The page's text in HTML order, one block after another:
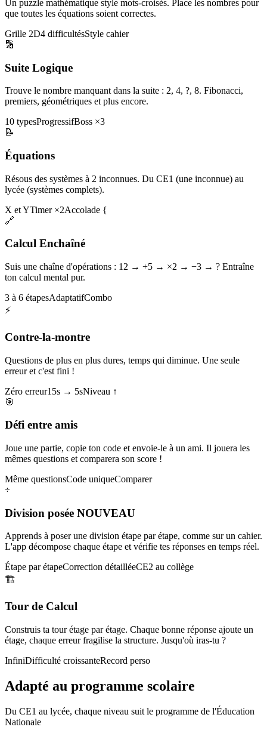
Un puzzle mathématique style mots-croisés. Place les nombres pour
que toutes les équations soient correctes.
Grille 2D4 difficultésStyle cahier
🔢
Suite Logique
Trouve le nombre manquant dans la suite : 2, 4, ?, 8. Fibonacci,
premiers, géométriques et plus encore.
10 typesProgressifBoss ×3
📝
Équations
Résous des systèmes à 2 inconnues. Du CE1 (une inconnue) au
lycée (systèmes complets).
X et YTimer ×2Accolade {
🔗
Calcul Enchaîné
Suis une chaîne d'opérations : 12 → +5 → ×2 → −3 → ? Entraîne
ton calcul mental pur.
3 à 6 étapesAdaptatifCombo
⚡
Contre-la-montre
Questions de plus en plus dures, temps qui diminue. Une seule
erreur et c'est fini !
Zéro erreur15s → 5sNiveau ↑
🎯
Défi entre amis
Joue une partie, copie ton code et envoie-le à un ami. Il jouera les
mêmes questions et comparera son score !
Même questionsCode uniqueComparer
÷
Division posée NOUVEAU
Apprends à poser une division étape par étape, comme sur un cahier.
L'app décompose chaque étape et vérifie tes réponses en temps réel.
Étape par étapeCorrection détailléeCE2 au collège
🏗️
Tour de Calcul
Construis ta tour étage par étage. Chaque bonne réponse ajoute un
étage, chaque erreur fragilise la structure. Jusqu'où iras-tu ?
InfiniDifficulté croissanteRecord perso
Adapté au programme scolaire
Du CE1 au lycée, chaque niveau suit le programme de l'Éducation
Nationale